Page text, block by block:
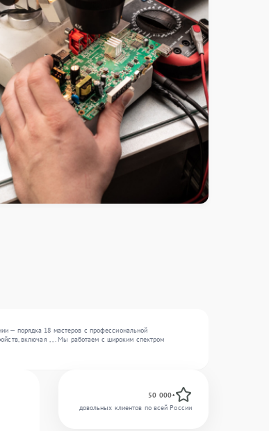
— порядка 18 мастеров с профессиональной
включая , , . Мы работаем с широким спектром
50 000+
довольных клиентов по всей России